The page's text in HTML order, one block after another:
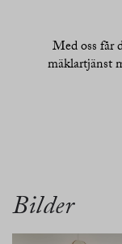
Med oss får
mäklartjänst
Bilder